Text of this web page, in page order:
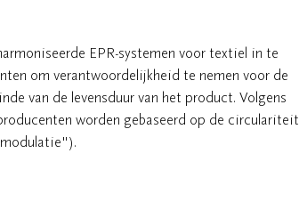
EPR-systemen voor textiel in te
om verantwoordelijkheid te nemen voor de
van de levensduur van het product. Volgens
worden gebaseerd op de circulariteit